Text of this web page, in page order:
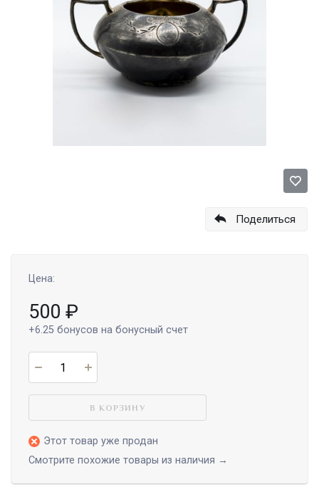
Поделиться
Цена:
500 ₽
+6.25 бонусов на бонусный счет
В КОРЗИНУ
Этот товар уже продан
Смотрите похожие товары из наличия →